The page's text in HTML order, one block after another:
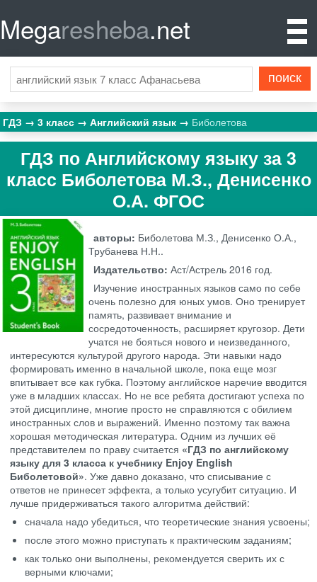
Megaresheba.net
ГДЗ 3 класс Английский язык Биболетова
ГДЗ по Английскому языку за 3
класс Биболетова М.З., Денисенко
О.А. ФГОС
авторы: Биболетова М.З., Денисенко О.А.,
Трубанева Н.Н..
Издательство:Аст/Астрель 2016 год.
Изучение иностранных языков само по себе
очень полезно для юных умов. Оно тренирует
память, развивает внимание и
сосредоточенность, расширяет кругозор. Дети
учатся не бояться нового и неизведанного,
интересуются культурой другого народа. Эти навыки надо
формировать именно в начальной школе, пока еще мозг
впитывает все как губка. Поэтому английское наречие вводится
уже в младших классах. Но не все ребята достигают успеха по
этой дисциплине, многие просто не справляются с обилием
иностранных слов и выражений. Именно поэтому так важна
хорошая методическая литература. Одним из лучших её
представителем по праву считается «ГДЗ по английскому
языку для 3 класса к учебнику Enjoy English
Биболетовой». Уже давно доказано, что списывание с
ответов не принесет эффекта, а только усугубит ситуацию. И
лучше придерживаться такого алгоритма действий:
сначала надо убедиться, что теоретические знания усвоены;
после этого можно приступать к практическим заданиям;
как только они выполнены, рекомендуется сверить их с
верными ключами;